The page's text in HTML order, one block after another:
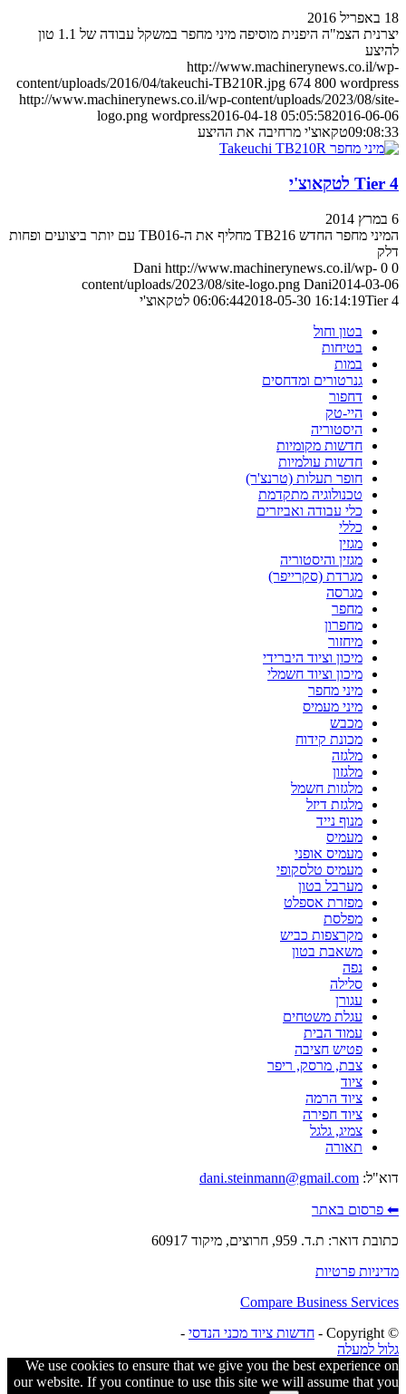
18 באפריל 2016
יצרנית הצמ"ה היפנית מוסיפה מיני מחפר במשקל עבודה של 1.1 טון
להיצע
http://www.machinerynews.co.il/wp-
content/uploads/2016/04/takeuchi-TB210R.jpg 674 800 wordpress
http://www.machinerynews.co.il/wp-content/uploads/2023/08/site-
logo.png wordpress2016-04-18 05:05:582016-06-06
09:08:33טקאוצ'י מרחיבה את ההיצע
Tier 4 לטקאוצ'י
6 במרץ 2014
המיני מחפר החדש TB216 מחליף את ה-TB016 עם יותר ביצועים ופחות
דלק
0
0
Dani http://www.machinerynews.co.il/wp-
content/uploads/2023/08/site-logo.png Dani2014-03-06
06:06:442018-05-30 16:14:19Tier 4 לטקאוצ'י
בטון וחול
בטיחות
במות
גנרטורים ומדחסים
דחפור
היי-טק
היסטוריה
חדשות מקומיות
חדשות עולמיות
חופר תעלות (טרנצ'ר)
טכנולוגיה מתקדמת
כלי עבודה ואביזרים
כללי
מגזין
מגזין והיסטוריה
מגרדת (סקרייפר)
מגרסה
מחפר
מחפרון
מיחזור
מיכון וציוד היברידי
מיכון וציוד חשמלי
מיני מחפר
מיני מעמיס
מכבש
מכונת קידוח
מלגזה
מלגזון
מלגזות חשמל
מלגזת דיזל
מנוף נייד
מעמיס
מעמיס אופני
מעמיס טלסקופי
מערבל בטון
מפזרת אספלט
מפלסת
מקרצפות כביש
משאבת בטון
נפה
סלילה
עגורן
עגלת משטחים
עמוד הבית
פטיש חציבה
צבת, מרסק, ריפר
ציוד
ציוד הרמה
ציוד חפירה
צמיג, גלגל
תאורה
דוא"ל: dani.steinmann@gmail.com
⬅ פרסום באתר
כתובת דואר: ת.ד. 959, חרוצים, מיקוד 60917
מדיניות פרטיות
Compare Business Services
© ‫Copyright -
חדשות ציוד מכני הנדסי -
גלול למעלה
We use cookies to ensure that we give you the best experience on
our website. If you continue to use this site we will assume that you